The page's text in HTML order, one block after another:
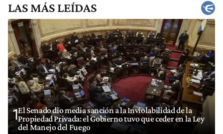
LAS MÁS LEÍDAS
1El Senado dio media sanción a la Inviolabilidad de la
Propiedad Privada: el Gobierno tuvo que ceder en la Ley
del Manejo del Fuego